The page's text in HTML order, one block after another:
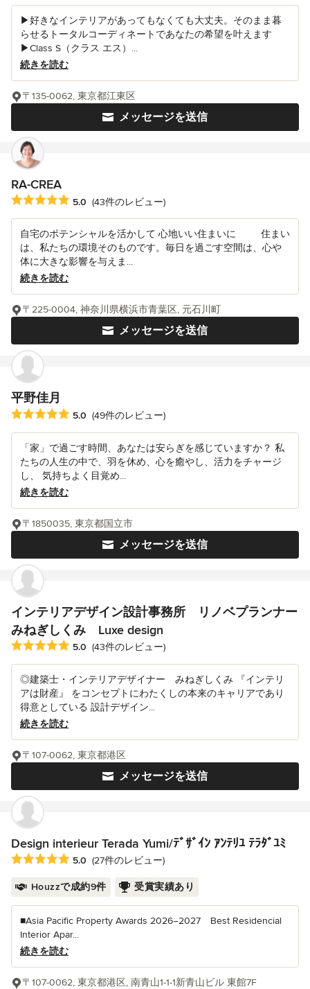
▶好きなインテリアがあってもなくても大丈夫。そのまま暮
らせるトータルコーディネートであなたの希望を叶えます
▶Class S（クラス エス）...
続きを読む
メッセージを送信
〒135-0062, 東京都江東区
RA-CREA
平均評価：5つ星中 星5
5.0 (43件のレビュー)
自宅のポテンシャルを活かして 心地いい住まいに 住まい
は、私たちの環境そのものです。毎日を過ごす空間は、心や
体に大きな影響を与えま...
続きを読む
メッセージを送信
〒225-0004, 神奈川県横浜市青葉区, 元石川町
平野佳月
平均評価：5つ星中 星5
5.0 (49件のレビュー)
「家」で過ごす時間、あなたは安らぎを感じていますか？ 私
たちの人生の中で、羽を休め、心を癒やし、活力をチャージ
し、 気持ちよく目覚め...
続きを読む
メッセージを送信
〒1850035, 東京都国立市
インテリアデザイン設計事務所 リノベプランナー
みねぎしくみ Luxe design
平均評価：5つ星中 星5
5.0 (43件のレビュー)
◎建築士・インテリアデザイナー みねぎしくみ 『インテリ
アは財産』 をコンセプトにわたくしの本来のキャリアであり
得意としている 設計デザイン...
続きを読む
メッセージを送信
〒107-0062, 東京都港区
Design interieur Terada Yumi/ﾃﾞｻﾞｲﾝ ｱﾝﾃﾘﾕ ﾃﾗﾀﾞﾕﾐ
平均評価：5つ星中 星5
5.0 (27件のレビュー)
Houzzで成約9件 受賞実績あり
■Asia Pacific Property Awards 2026−2027 Best Residencial
Interior Apar...
続きを読む
〒107-0062, 東京都港区, 南青山1-1-1新青山ビル 東館7F